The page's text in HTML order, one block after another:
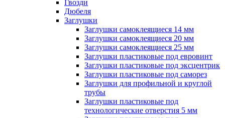
Гвозди
Дюбеля
Заглушки
Заглушки самоклеящиеся 14 мм
Заглушки самоклеящиеся 20 мм
Заглушки самоклеящиеся 25 мм
Заглушки пластиковые под евровинт
Заглушки пластиковые под эксцентрик
Заглушки пластиковые под саморез
Заглушки для профильной и круглой
трубы
Заглушки пластиковые под
технологические отверстия 5 мм